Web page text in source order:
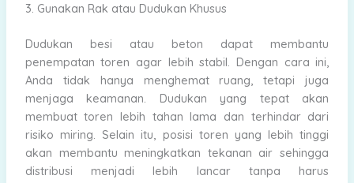
3. Gunakan Rak atau Dudukan Khusus
Dudukan besi atau beton dapat membantu
penempatan toren agar lebih stabil. Dengan cara ini,
Anda tidak hanya menghemat ruang, tetapi juga
menjaga keamanan. Dudukan yang tepat akan
membuat toren lebih tahan lama dan terhindar dari
risiko miring. Selain itu, posisi toren yang lebih tinggi
akan membantu meningkatkan tekanan air sehingga
distribusi menjadi lebih lancar tanpa harus